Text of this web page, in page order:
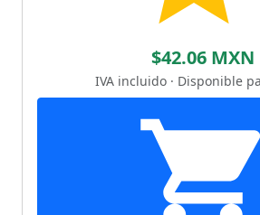
$42.06 MXN
IVA incluido · Disponible